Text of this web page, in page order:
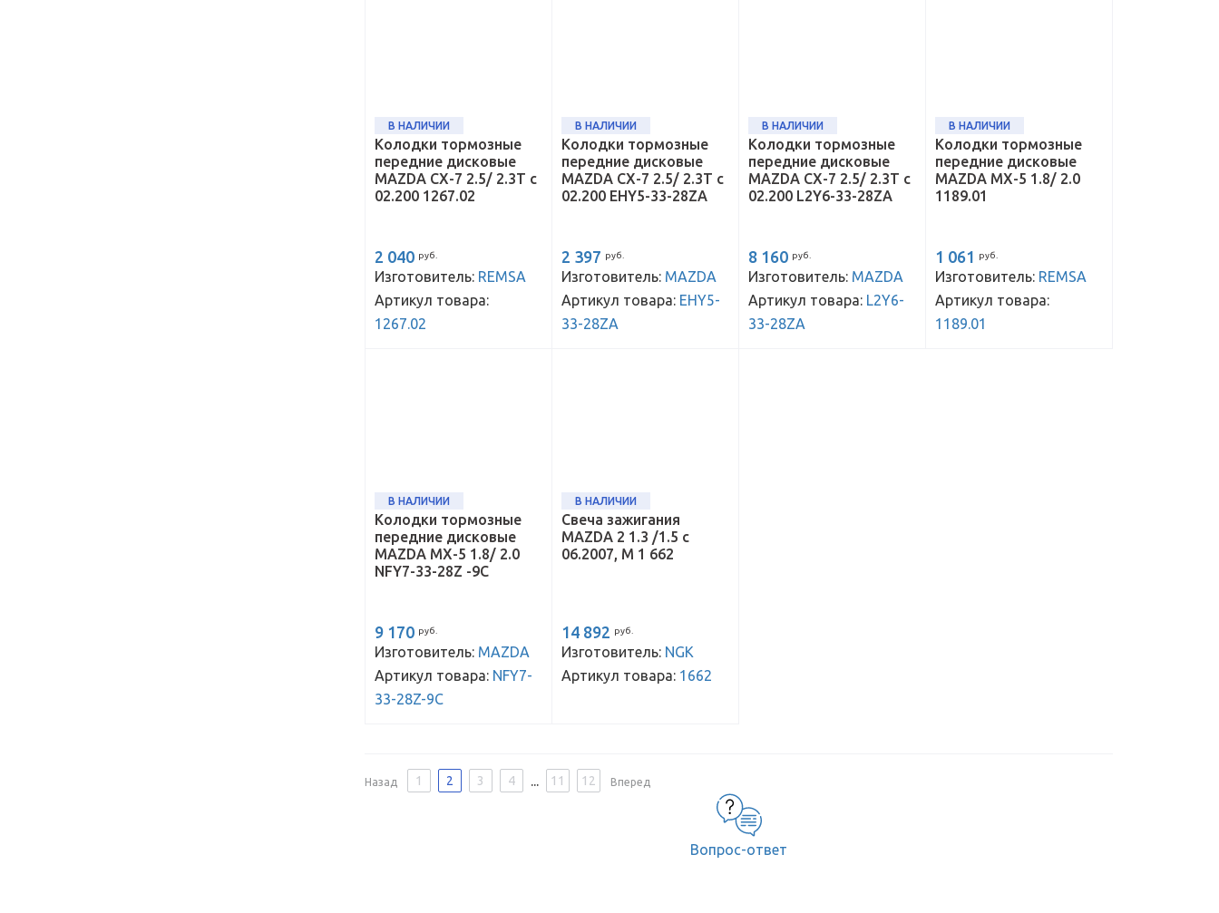
В НАЛИЧИИ
Колодки тормозные
передние дисковые
MAZDA CX-7 2.5/ 2.3T с
02.200 1267.02
2 040 руб.
Изготовитель: REMSA
Артикул товара:
1267.02
В НАЛИЧИИ
Колодки тормозные
передние дисковые
MAZDA CX-7 2.5/ 2.3T с
02.200 EHY5-33-28ZA
2 397 руб.
Изготовитель: MAZDA
Артикул товара: EHY5-
33-28ZA
В НАЛИЧИИ
Колодки тормозные
передние дисковые
MAZDA CX-7 2.5/ 2.3T с
02.200 L2Y6-33-28ZA
8 160 руб.
Изготовитель: MAZDA
Артикул товара: L2Y6-
33-28ZA
В НАЛИЧИИ
Колодки тормозные
передние дисковые
MAZDA MX-5 1.8/ 2.0
1189.01
1 061 руб.
Изготовитель: REMSA
Артикул товара:
1189.01
В НАЛИЧИИ
Колодки тормозные
передние дисковые
MAZDA MX-5 1.8/ 2.0
NFY7-33-28Z -9C
9 170 руб.
Изготовитель: MAZDA
Артикул товара: NFY7-
33-28Z-9C
В НАЛИЧИИ
Свеча зажигания
MAZDA 2 1.3 /1.5 с
06.2007, M 1 662
14 892 руб.
Изготовитель: NGK
Артикул товара: 1662
Назад 1 2 3 4 ... 11 12 Вперед
Вопрос-ответ